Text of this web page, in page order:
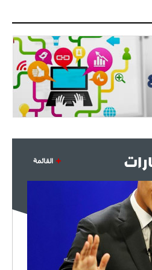
ثلاثي من نار"
18:30
- 2021/07/25
لوكاتيلي يؤكد نيته في الانتقال إلى
جوفنتوس عبر تويتر!
18:10
- 2021/07/25
وقدوم الإيطالي يقترب
القائمة